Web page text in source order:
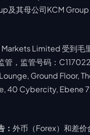
及其母公司KCM
Limited 受到毛
管，监管号码：
Ground Floor,
40 Cybercity, Ebene
： 外币（Forex）和差价